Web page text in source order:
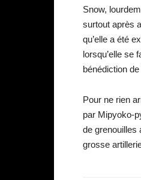
Snow,
surtout après
qu’elle a été
lorsqu’elle se
bénédiction
Pour ne rien
par Mipyoko-
de grenouilles
grosse